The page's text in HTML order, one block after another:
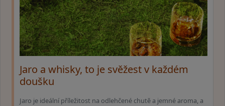
Jaro a whisky, to je svěžest v každém
doušku
Jaro je ideální příležitost na odlehčené chutě a jemné aroma, a